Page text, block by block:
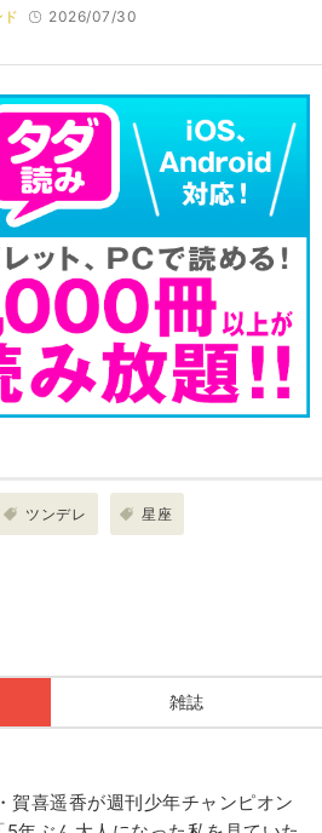
2026/07/30
ツンデレ 星座
雑誌
賀喜遥香が週刊少年チャンピオン